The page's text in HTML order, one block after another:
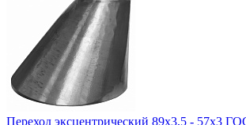
Переход эксцентрический 89х3,5 - 57х3